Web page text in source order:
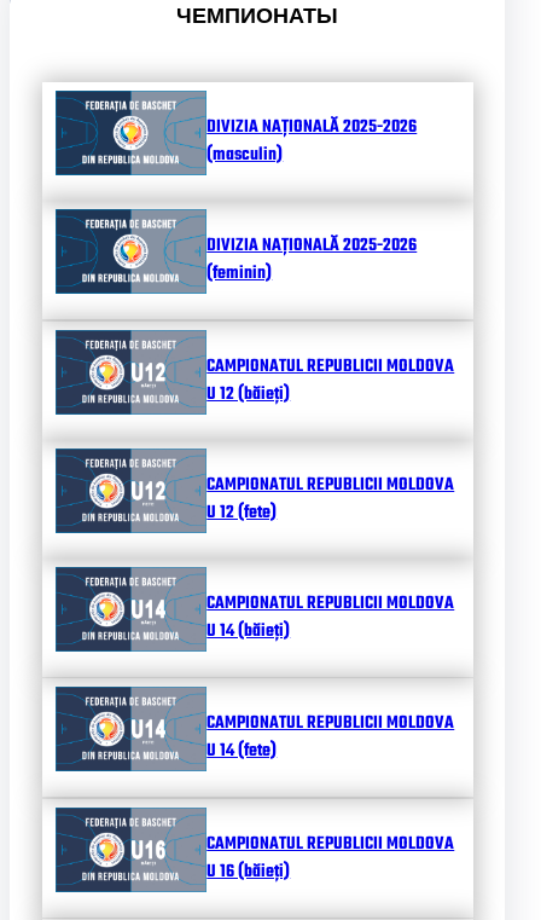
ЧЕМПИОНАТЫ
DIVIZIA NAȚIONALĂ 2025-2026
(masculin)
DIVIZIA NAȚIONALĂ 2025-2026
(feminin)
CAMPIONATUL REPUBLICII MOLDOVA
U 12 (băieți)
CAMPIONATUL REPUBLICII MOLDOVA
U 12 (fete)
CAMPIONATUL REPUBLICII MOLDOVA
U 14 (băieți)
CAMPIONATUL REPUBLICII MOLDOVA
U 14 (fete)
CAMPIONATUL REPUBLICII MOLDOVA
U 16 (băieți)